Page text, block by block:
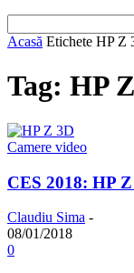
Acasă Etichete HP Z
Tag: HP
Camere video
CES 2018: HP
Claudiu Sima -
08/01/2018
0